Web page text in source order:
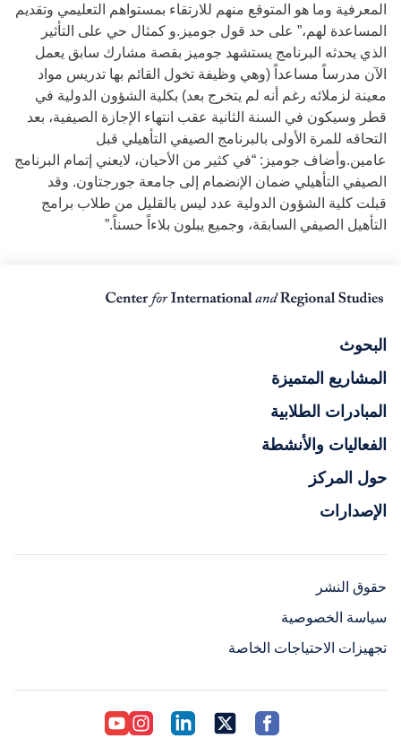
المعرفية وما هو المتوقع منهم للارتقاء بمستواهم التعليمي وتقديم
المساعدة لهم،” على حد قول جوميز.و كمثال حي على التأثير
الذي يحدثه البرنامج يستشهد جوميز بقصة مشارك سابق يعمل
الآن مدرساً مساعداً (وهي وظيفة تخول القائم بها تدريس مواد
معينة لزملائه رغم أنه لم يتخرج بعد) بكلية الشؤون الدولية في
قطر وسيكون في السنة الثانية عقب انتهاء الإجازة الصيفية، بعد
التحاقه للمرة الأولى بالبرنامج الصيفي التأهيلي قبل
عامين.وأضاف جوميز: “في كثير من الأحيان، لايعني إتمام البرنامج
الصيفي التأهيلي ضمان الإنضمام إلى جامعة جورجتاون. وقد
قبلت كلية الشؤون الدولية عدد ليس بالقليل من طلاب برامج
التأهيل الصيفي السابقة، وجميع يبلون بلاءاً حسناً.”
البحوث
المشاريع المتميزة
المبادرات الطلابية
الفعاليات والأنشطة
حول المركز
الإصدارات
حقوق النشر
سياسة الخصوصية
تجهيزات الاحتياجات الخاصة